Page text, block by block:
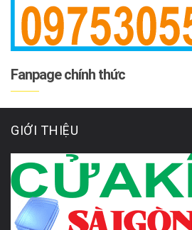
Fanpage chính thức
GIỚI THIỆU